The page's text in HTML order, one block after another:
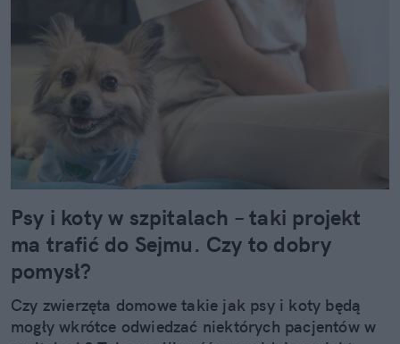
Psy i koty w szpitalach – taki projekt
ma trafić do Sejmu. Czy to dobry
pomysł?
Czy zwierzęta domowe takie jak psy i koty będą
mogły wkrótce odwiedzać niektórych pacjentów w